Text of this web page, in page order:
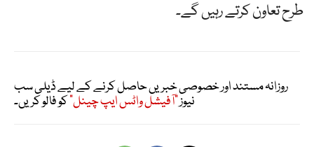
طرح تعاون کرتے رہیں گے۔
روزانہ مستند اور خصوصی خبریں حاصل کرنے کے لیے ڈیلی سب
نیوز"آفیشل واٹس ایپ چینل"کو فالو کریں۔